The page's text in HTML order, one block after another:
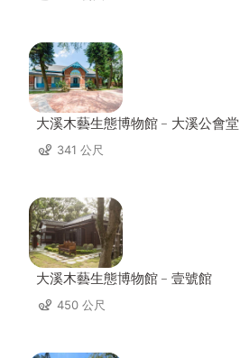
大溪木藝生態博物館﹣大溪公會堂
341 公尺
大溪木藝生態博物館﹣壹號館
450 公尺